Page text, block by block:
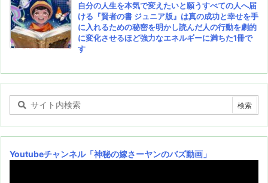
自分の人生を本気で変えたいと願うすべての人へ届
ける『賢者の書 ジュニア版』は真の成功と幸せを手
に入れるための秘密を明かし読んだ人の行動を劇的
に変化させるほど強力なエネルギーに満ちた1冊で
す
Youtubeチャンネル「神秘の嫁さーヤンのバズ動画」